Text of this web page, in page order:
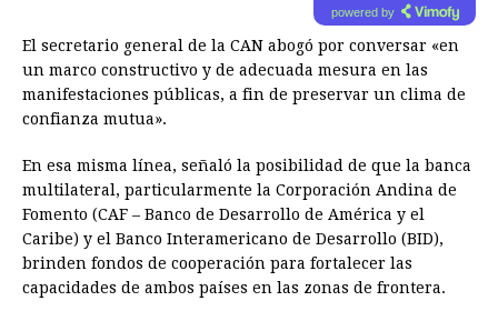
powered by
El secretario general de la CAN abogó por conversar «en
un marco constructivo y de adecuada mesura en las
manifestaciones públicas, a fin de preservar un clima de
confianza mutua».
En esa misma línea, señaló la posibilidad de que la banca
multilateral, particularmente la Corporación Andina de
Fomento (CAF – Banco de Desarrollo de América y el
Caribe) y el Banco Interamericano de Desarrollo (BID),
brinden fondos de cooperación para fortalecer las
capacidades de ambos países en las zonas de frontera.